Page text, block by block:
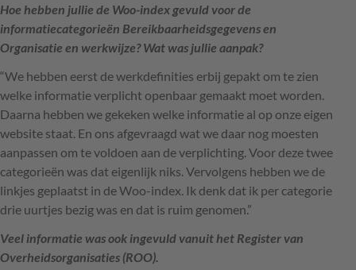
Hoe hebben jullie de Woo-index gevuld voor de
informatiecategorieën Bereikbaarheidsgegevens en
Organisatie en werkwijze? Wat was jullie aanpak?
“We hebben eerst de werkdefinities erbij gepakt om te zien
welke informatie verplicht openbaar gemaakt moet worden.
Daarna hebben we gekeken welke informatie al op onze eigen
website staat. En ons afgevraagd wat we daar nog moesten
aanpassen om te voldoen aan de verplichting. Voor deze twee
categorieën was dat eigenlijk niks. Vervolgens hebben we de
linkjes geplaatst in de Woo-index. Ik denk dat ik per categorie
drie uurtjes bezig was en dat is ruim genomen.”
Veel informatie was ook ingevuld vanuit het Register van
Overheidsorganisaties (ROO).